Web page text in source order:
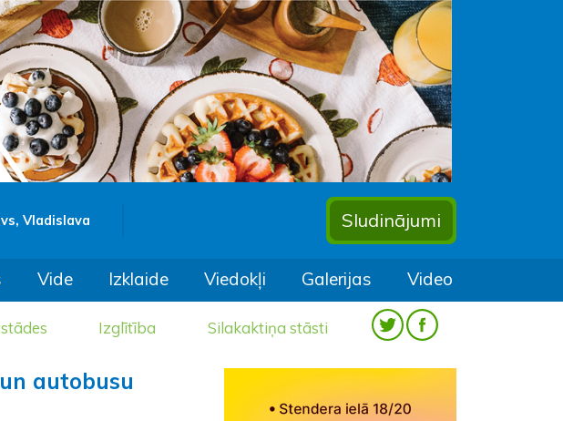
Vladislava Sludinājumi
Vide Izklaide Viedokļi Galerijas Video
Izglītība Silakaktiņa stāsti
autobusu